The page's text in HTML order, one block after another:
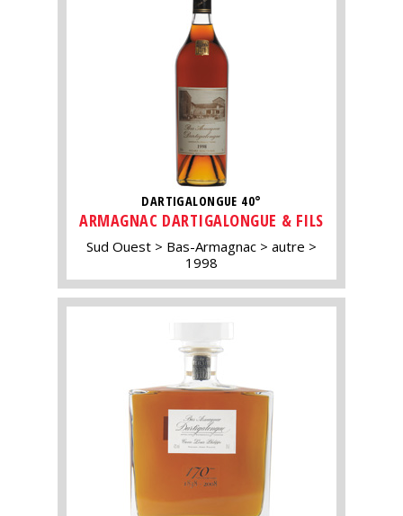
DARTIGALONGUE 40°
ARMAGNAC DARTIGALONGUE & FILS
Sud Ouest Bas-Armagnac
autre
1998